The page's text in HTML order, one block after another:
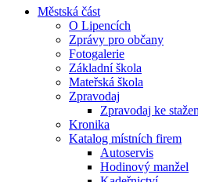
Městská část
O Lipencích
Zprávy pro občany
Fotogalerie
Základní škola
Mateřská škola
Zpravodaj
Zpravodaj ke
Kronika
Katalog místních firem
Autoservis
Hodinový manžel